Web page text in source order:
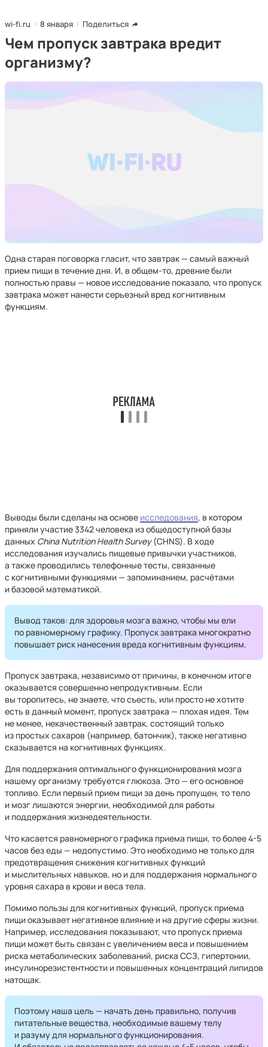
wi-fi.ru 8 января Поделиться
Чем пропуск завтрака вредит
организму?
Одна старая поговорка гласит, что завтрак — самый важный
прием пищи в течение дня. И, в общем-то, древние были
полностью правы — новое исследование показало, что пропуск
завтрака может нанести серьезный вред когнитивным
функциям.
Выводы были сделаны на основе исследования, в котором
приняли участие 3342 человека из общедоступной базы
данных China Nutrition Health Survey(CHNS). В ходе
исследования изучались пищевые привычки участников,
а также проводились телефонные тесты, связанные
с когнитивными функциями — запоминанием, расчётами
и базовой математикой.
Вывод таков: для здоровья мозга важно, чтобы мы ели
по равномерному графику. Пропуск завтрака многократно
повышает риск нанесения вреда когнитивным функциям.
Пропуск завтрака, независимо от причины, в конечном итоге
оказывается совершенно непродуктивным. Если
вы торопитесь, не знаете, что съесть, или просто не хотите
есть в данный момент, пропуск завтрака — плохая идея. Тем
не менее, некачественный завтрак, состоящий только
из простых сахаров (например, батончик), также негативно
сказывается на когнитивных функциях.
Для поддержания оптимального функционирования мозга
нашему организму требуется глюкоза. Это — его основное
топливо. Если первый прием пищи за день пропущен, то тело
и мозг лишаются энергии, необходимой для работы
и поддержания жизнедеятельности.
Что касается равномерного графика приема пищи, то более 4-5
часов без еды — недопустимо. Это необходимо не только для
предотвращения снижения когнитивных функций
и мыслительных навыков, но и для поддержания нормального
уровня сахара в крови и веса тела.
Помимо пользы для когнитивных функций, пропуск приема
пищи оказывает негативное влияние и на другие сферы жизни.
Например, исследования показывают, что пропуск приема
пищи может быть связан с увеличением веса и повышением
риска метаболических заболеваний, риска ССЗ, гипертонии,
инсулинорезистентности и повышенных концентраций липидов
натощак.
Поэтому наша цель — начать день правильно, получив
питательные вещества, необходимые вашему телу
и разуму для нормального функционирования.